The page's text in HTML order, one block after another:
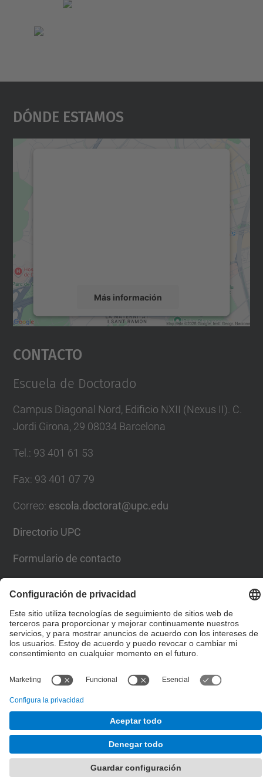
Dónde Estamos
Más información
Aceptar
powered by
Contacto
Escuela de Doctorado
Campus Diagonal Nord, Edificio NXII (Nexus II). C.
Jordi Girona, 29 08034 Barcelona
Tel.: 93 401 61 53
Fax: 93 401 07 79
Correo: escola.doctorat@upc.edu
Directorio UPC
Formulario de contacto
Lista Redes Sociales
© UPCEscuela de Doctorado
Desarrollado con
Mapa del Sitio
Aviso legal
Configuración de privacidad